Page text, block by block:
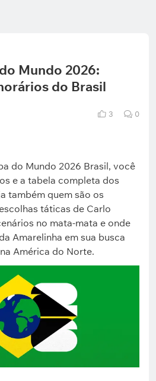
Mundo 2026:
do Brasil
3 0
do Mundo 2026 Brasil, você
e a tabela completa dos
também quem são os
táticas de Carlo
no mata-mata e onde
Amarelinha em sua busca
América do Norte.